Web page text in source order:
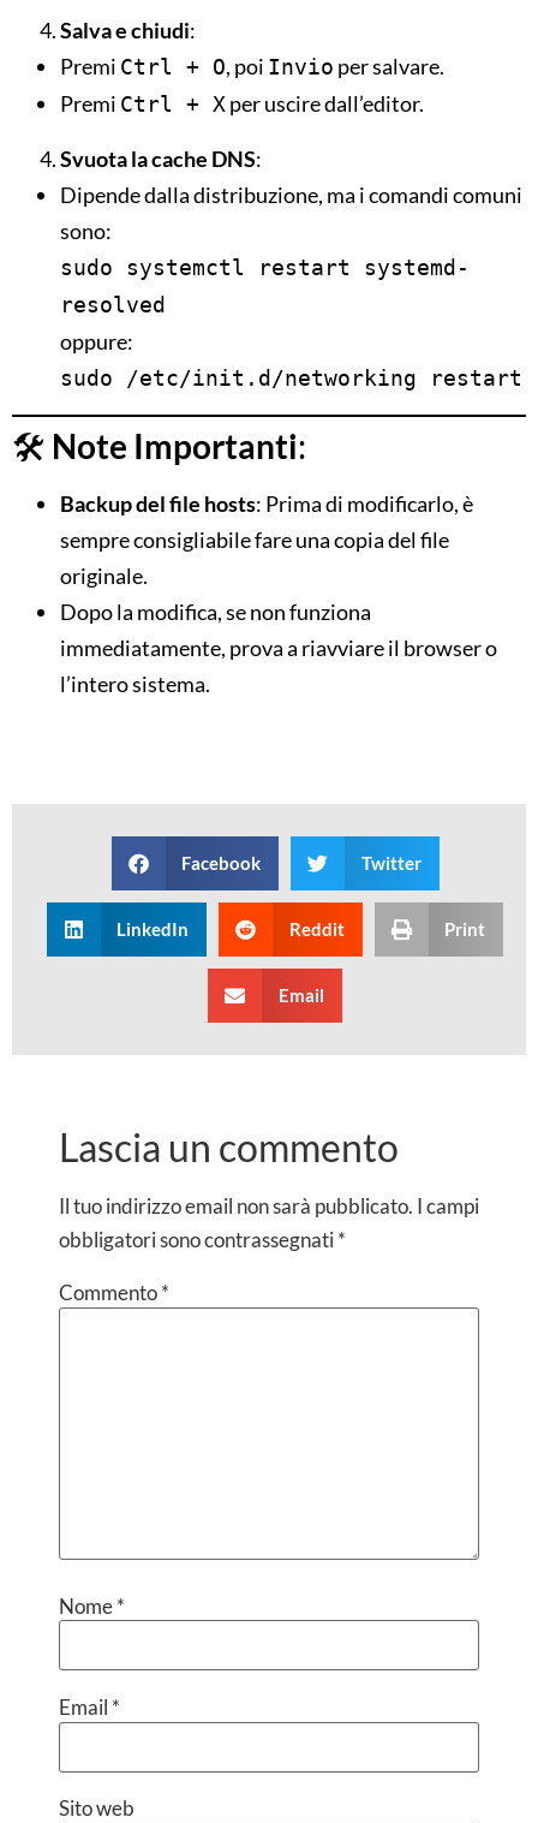
Salva e chiudi:
Premi Ctrl + O, poi Invio per salvare.
Premi Ctrl + Xper uscire dall’editor.
Svuota la cache DNS:
Dipende dalla distribuzione, ma i comandi comuni
sono:
sudo systemctl restart systemd-
resolved
oppure:
sudo /etc/init.d/networking restart
🛠 Note Importanti:
Backup del file hosts: Prima di modificarlo, è
sempre consigliabile fare una copia del file
originale.
Dopo la modifica, se non funziona
immediatamente, prova a riavviare il browser o
l’intero sistema.
Facebook Twitter
LinkedIn Reddit Print
Email
Lascia un commento
Il tuo indirizzo email non sarà pubblicato. I campi
obbligatori sono contrassegnati*
Commento*
Nome*
Email *
Sito web